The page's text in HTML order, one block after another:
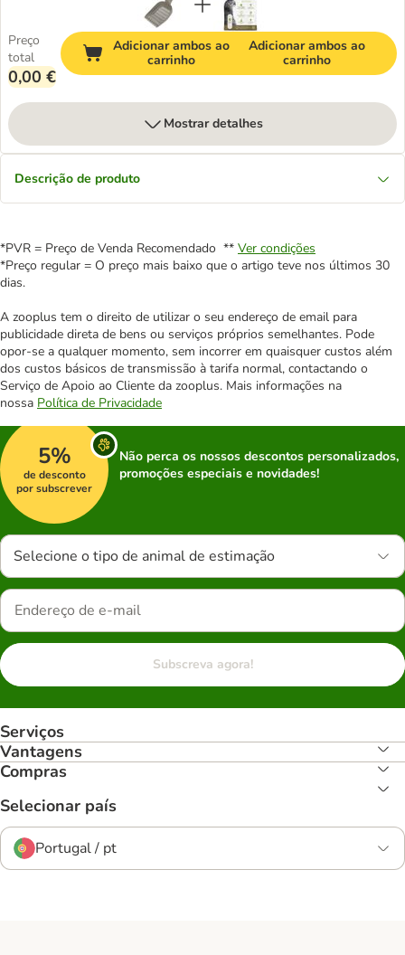
Preço
total
0,00 €
Adicionar ambos ao
carrinho
Adicionar ambos ao
carrinho
Mostrar detalhes
Descrição de produto
*PVR = Preço de Venda Recomendado ** Ver condições
*Preço regular = O preço mais baixo que o artigo teve nos últimos 30
dias.
A zooplus tem o direito de utilizar o seu endereço de email para
publicidade direta de bens ou serviços próprios semelhantes. Pode
opor-se a qualquer momento, sem incorrer em quaisquer custos além
dos custos básicos de transmissão à tarifa normal, contactando o
Serviço de Apoio ao Cliente da zooplus. Mais informações na
nossa Política de Privacidade
5%
de desconto
por subscrever
Não perca os nossos descontos personalizados,
promoções especiais e novidades!
Selecione o tipo de animal de estimação
Subscreva agora!
Serviços
Vantagens
Compras
Selecionar país
Portugal / pt